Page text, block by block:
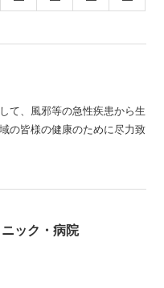
て、風邪等の急性疾患から生
の皆様の健康のために尽力致
ック・病院